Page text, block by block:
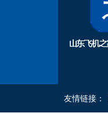
友情链接：